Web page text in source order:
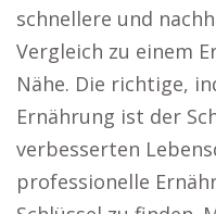
schnellere und
Vergleich zu einem
Nähe. Die richtige,
Ernährung ist der
verbesserten
professionelle